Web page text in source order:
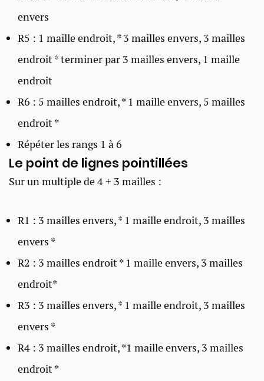
envers
R5 : 1 maille endroit, * 3 mailles envers, 3 mailles
endroit * terminer par 3 mailles envers, 1 maille
endroit
R6 : 5 mailles endroit, * 1 maille envers, 5 mailles
endroit *
Répéter les rangs 1 à 6
Le point de lignes pointillées ​
Sur un multiple de 4 + 3 mailles :
R1 : 3 mailles envers, * 1 maille endroit, 3 mailles
envers *
R2 : 3 mailles endroit * 1 maille envers, 3 mailles
endroit*
R3 : 3 mailles envers, * 1 maille endroit, 3 mailles
envers *
R4 : 3 mailles endroit, *1 maille envers, 3 mailles
endroit *